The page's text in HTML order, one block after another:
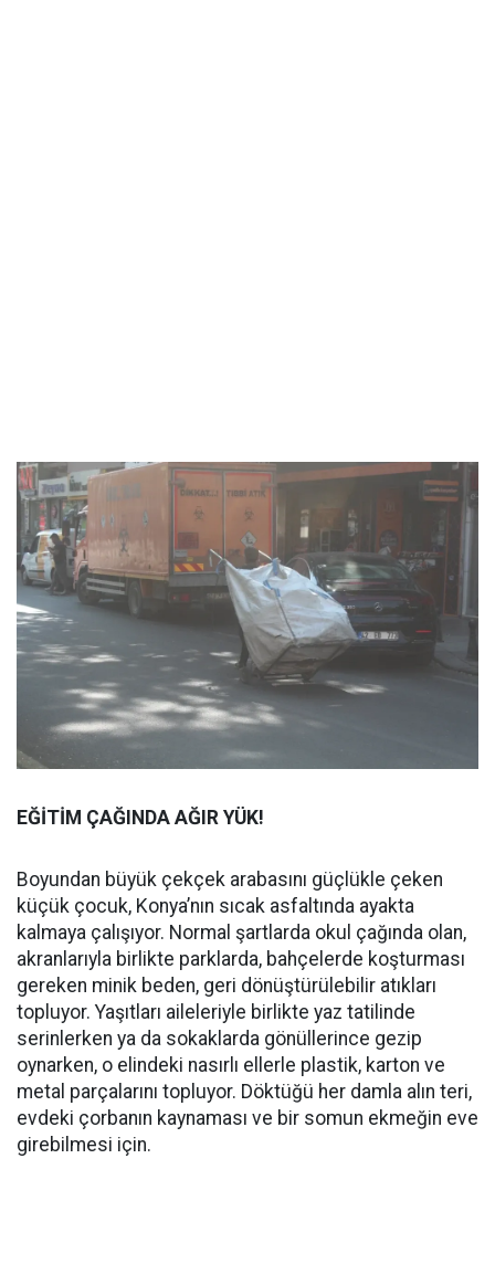
EĞİTİM ÇAĞINDA AĞIR YÜK!
Boyundan büyük çekçek arabasını güçlükle çeken
küçük çocuk, Konya’nın sıcak asfaltında ayakta
kalmaya çalışıyor. Normal şartlarda okul çağında olan,
akranlarıyla birlikte parklarda, bahçelerde koşturması
gereken minik beden, geri dönüştürülebilir atıkları
topluyor. Yaşıtları aileleriyle birlikte yaz tatilinde
serinlerken ya da sokaklarda gönüllerince gezip
oynarken, o elindeki nasırlı ellerle plastik, karton ve
metal parçalarını topluyor. Döktüğü her damla alın teri,
evdeki çorbanın kaynaması ve bir somun ekmeğin eve
girebilmesi için.